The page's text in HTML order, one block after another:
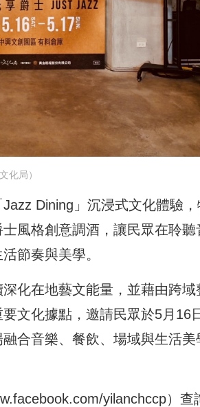
化局）
Dining」沉浸式文化體驗，
風格創意調酒，讓民眾在聆聽
節奏與美學。
化在地藝文能量，並藉由跨域
文化據點，邀請民眾於5月16
合音樂、餐飲、場域與生活美
yilanchccp）查